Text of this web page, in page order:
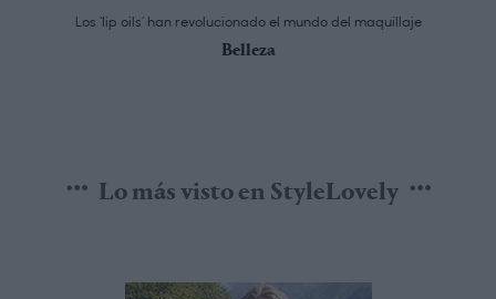
Los ‘lip oils’ han revolucionado el mundo del maquillaje
Belleza
Lo más visto en StyleLovely